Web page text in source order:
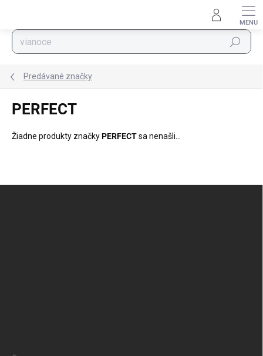
Hľadať
Predávané značky
PERFECT
Žiadne produkty značkyPERFECTsa nenašli...